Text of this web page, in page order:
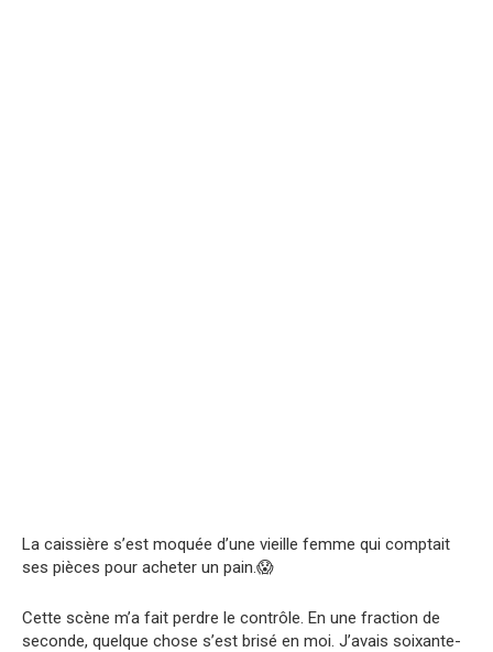
La caissière s’est moquée d’une vieille femme qui comptait
ses pièces pour acheter un pain.😱
Cette scène m’a fait perdre le contrôle. En une fraction de
seconde, quelque chose s’est brisé en moi. J’avais soixante-